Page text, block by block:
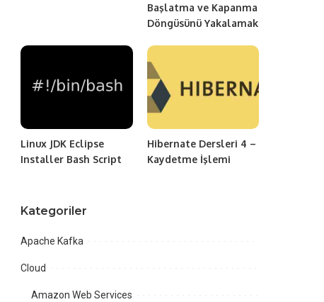
Başlatma ve Kapanma
Döngüsünü Yakalamak
Linux JDK Eclipse
Installer Bash Script
Hibernate Dersleri 4 –
Kaydetme İşlemi
Kategoriler
Apache Kafka
Cloud
Amazon Web Services